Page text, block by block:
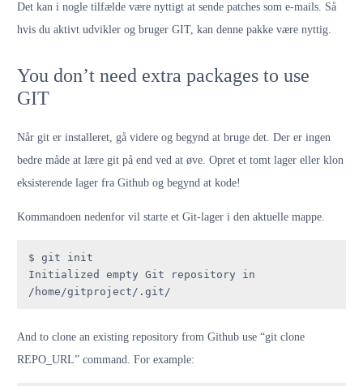
Det kan i nogle tilfælde være nyttigt at sende patches som e-mails. Så
hvis du aktivt udvikler og bruger GIT, kan denne pakke være nyttig.
You don’t need extra packages to use
GIT
Når git er installeret, gå videre og begynd at bruge det. Der er ingen
bedre måde at lære git på end ved at øve. Opret et tomt lager eller klon
eksisterende lager fra Github og begynd at kode!
Kommandoen nedenfor vil starte et Git-lager i den aktuelle mappe.
$ git init
Initialized empty Git repository in
/home/gitproject/.git/
And to clone an existing repository from Github use “git clone
REPO_URL” command. For example: